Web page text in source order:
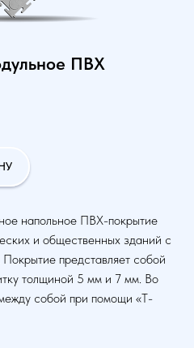
ПВХ
напольное ПВХ-покрытие
и общественных зданий с
представляет собой
толщиной 5 мм и 7 мм. Во
собой при помощи «Т-